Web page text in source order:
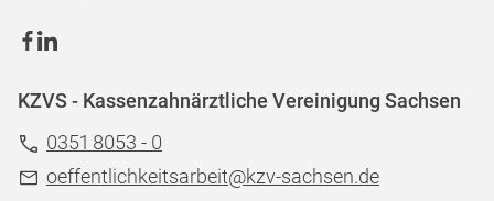
KZVS - Kassenzahnärztliche Vereinigung Sachsen
0351 8053 - 0
oeffentlichkeitsarbeit@kzv-sachsen.de